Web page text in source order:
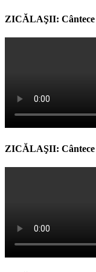
ZICĂLAŞII: Cântece
ZICĂLAŞII: